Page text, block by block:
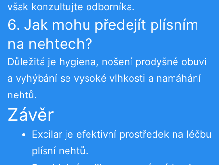
však konzultujte odborníka.
6. Jak mohu předejít plísním
na nehtech?
Důležitá je hygiena, nošení prodyšné obuvi
a vyhýbání se vysoké vlhkosti a namáhání
nehtů.
Závěr
Excilar je efektivní prostředek na léčbu
plísní nehtů.